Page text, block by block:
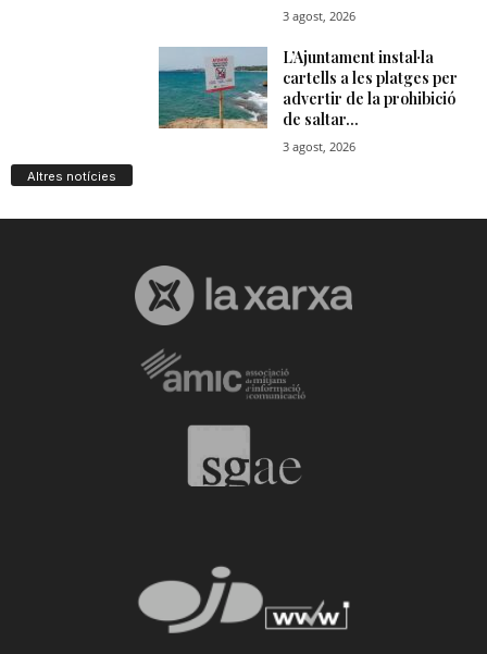
Altres notícies